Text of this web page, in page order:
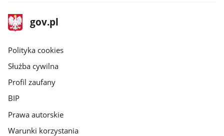
stopka
gov.pl
Strona
gov.pl
gov.pl
Polityka cookies
Służba cywilna
Profil zaufany
BIP
Prawa autorskie
Warunki korzystania